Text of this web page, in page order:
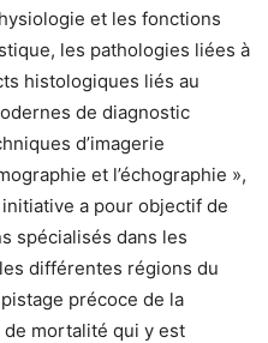
et les fonctions
les pathologies liées à
histologiques liés au
de diagnostic
d’imagerie
et l’échographie »,
a pour objectif de
spécialisés dans les
différentes régions du
précoce de la
mortalité qui y est